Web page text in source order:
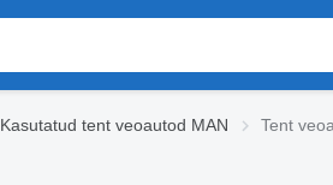
Kasutatud tent veoautod MAN Tent